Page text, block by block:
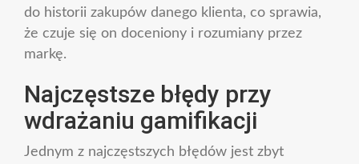
do historii zakupów danego klienta, co sprawia,
że czuje się on doceniony i rozumiany przez
markę.
Najczęstsze błędy przy
wdrażaniu gamifikacji
Jednym z najczęstszych błędów jest zbyt